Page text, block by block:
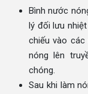
Bình nước
lý đối lưu
chiếu vào
nóng lên
chóng.
Sau khi làm